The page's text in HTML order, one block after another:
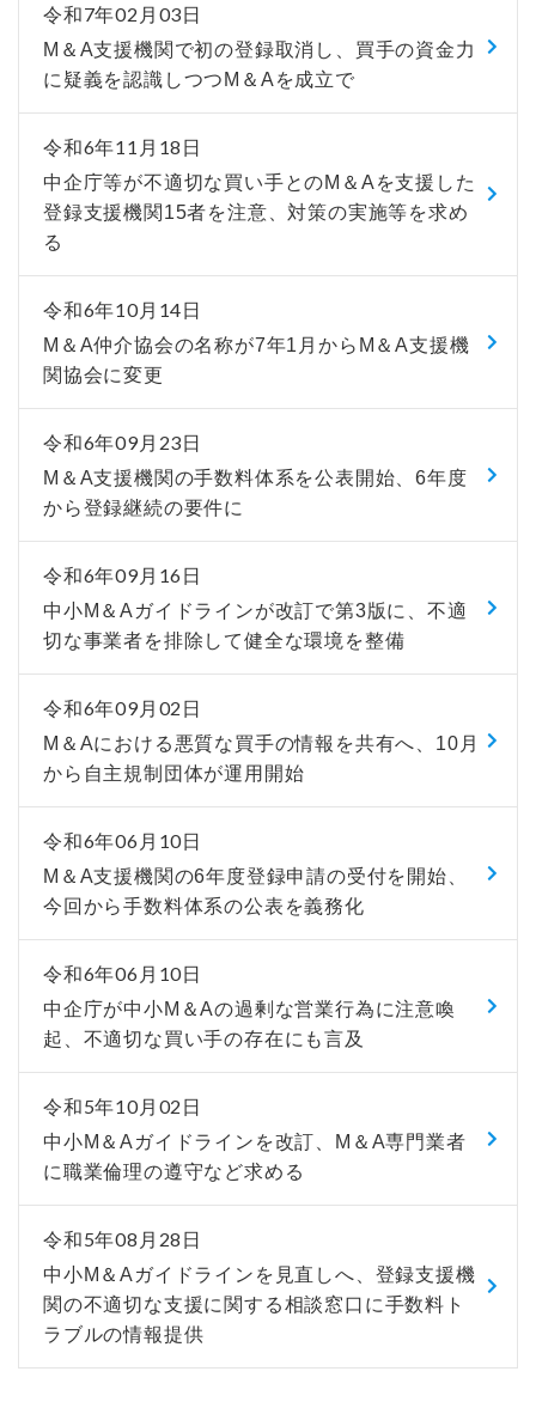
令和7年02月03日
М＆A支援機関で初の登録取消し、買手の資金力
に疑義を認識しつつM＆Aを成立で
令和6年11月18日
中企庁等が不適切な買い手とのM＆Aを支援した
登録支援機関15者を注意、対策の実施等を求め
る
令和6年10月14日
M＆A仲介協会の名称が7年1月からM＆A支援機
関協会に変更
令和6年09月23日
M＆A支援機関の手数料体系を公表開始、6年度
から登録継続の要件に
令和6年09月16日
中小M＆Aガイドラインが改訂で第3版に、不適
切な事業者を排除して健全な環境を整備
令和6年09月02日
M＆Aにおける悪質な買手の情報を共有へ、10月
から自主規制団体が運用開始
令和6年06月10日
M＆A支援機関の6年度登録申請の受付を開始、
今回から手数料体系の公表を義務化
令和6年06月10日
中企庁が中小М＆Aの過剰な営業行為に注意喚
起、不適切な買い手の存在にも言及
令和5年10月02日
中小M＆Aガイドラインを改訂、M＆A専門業者
に職業倫理の遵守など求める
令和5年08月28日
中小M＆Aガイドラインを見直しへ、登録支援機
関の不適切な支援に関する相談窓口に手数料ト
ラブルの情報提供